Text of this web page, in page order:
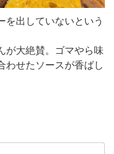
を出していないという
が大絶賛。ゴマやら味
わせたソースが香ばし